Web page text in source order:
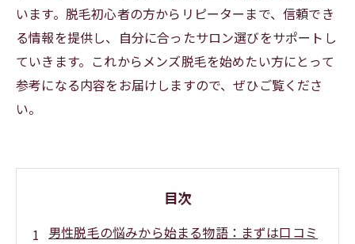
います。脱毛初心者の方からリピーターまで、信頼でき
る情報を提供し、自分に合ったサロン選びをサポートし
ていきます。これからメンズ脱毛を始めたい方にとって
参考になる内容をお届けしますので、ぜひご覧くださ
い。
目次
男性脱毛の悩みから始まる物語：まずは口コミ